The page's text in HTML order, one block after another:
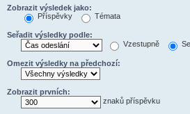
Zobrazit výsledek jako:
Příspěvky
Témata
Seřadit výsledky podle:
Vzestupně
Omezit výsledky na předchozí:
Zobrazit prvních:
znaků příspěvku